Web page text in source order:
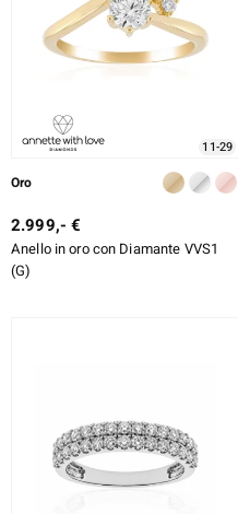
11-29
Oro
2.999,- €
Anello in oro con Diamante VVS1
(G)